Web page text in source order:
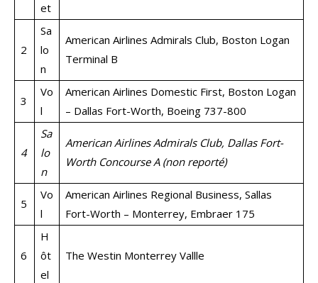
et
2
Sa
lo
n
American Airlines Admirals Club, Boston Logan
Terminal B
3
Vo
l
American Airlines Domestic First, Boston Logan
– Dallas Fort-Worth, Boeing 737-800
4
Sa
lo
n
American Airlines Admirals Club, Dallas Fort-
Worth Concourse A (non reporté)
5
Vo
l
American Airlines Regional Business, Sallas
Fort-Worth – Monterrey, Embraer 175
6
H
ôt
el
The Westin Monterrey Vallle